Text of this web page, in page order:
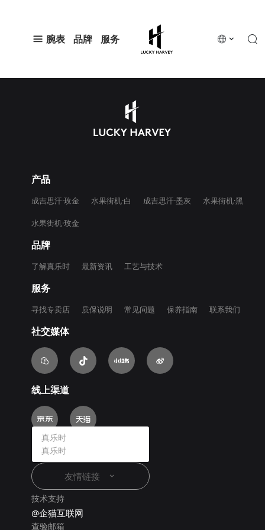
腕表 品牌 服务
产品
成吉思汗·玫金 水果街机·白 成吉思汗·墨灰 水果街机·黑
水果街机·玫金
品牌
了解真乐时 最新资讯 工艺与技术
服务
寻找专卖店 质保说明 常见问题 保养指南 联系我们
社交媒体
线上渠道
查验邮箱
技术支持
@企猫互联网
友情链接
真乐时
真乐时